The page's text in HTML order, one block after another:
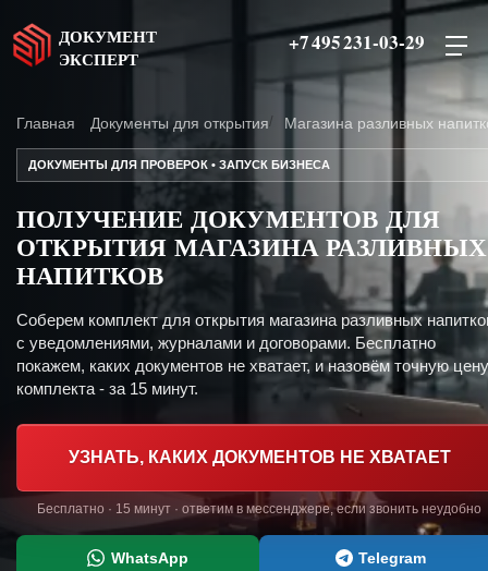
ДОКУМЕНТ
ЭКСПЕРТ
+7 495 231-03-29
Главная Документы для открытия Магазина разливных
ДОКУМЕНТЫ ДЛЯ ПРОВЕРОК • ЗАПУСК БИЗНЕСА
ПОЛУЧЕНИЕ ДОКУМЕНТОВ ДЛЯ
ОТКРЫТИЯ МАГАЗИНА РАЗЛИВНЫХ
НАПИТКОВ
Соберем комплект для открытия магазина разливных
с уведомлениями, журналами и договорами. Бесплатно
покажем, каких документов не хватает, и назовём точную цену
комплекта - за 15 минут.
УЗНАТЬ, КАКИХ ДОКУМЕНТОВ НЕ ХВАТАЕТ
Бесплатно · 15 минут · ответим в мессенджере, если звонить неудобно
WhatsApp Telegram